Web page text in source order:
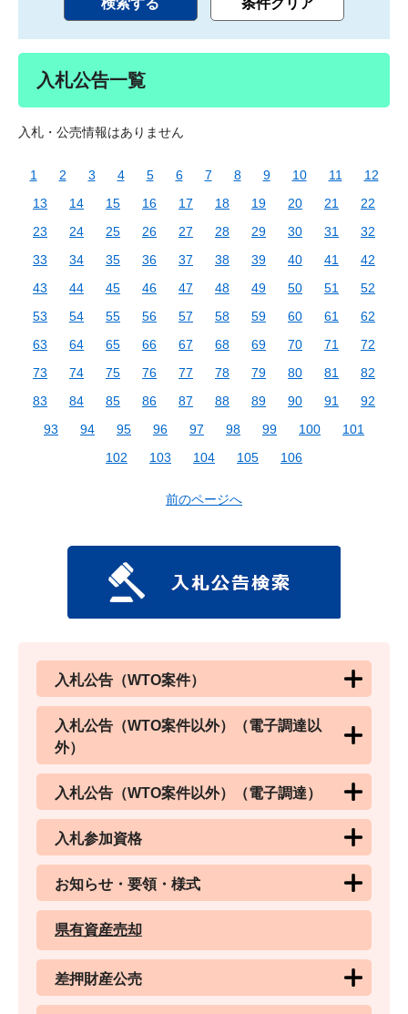
入札公告一覧
入札・公売情報はありません
1 2 3 4 5 6 7 8 9 10 11
12
13
14 15 16 17 18 19 20 21
22
23
24 25 26 27 28 29 30 31
32
33
34 35 36 37 38 39 40 41
42
43
44 45 46 47 48 49 50 51
52
53
54 55 56 57 58 59 60 61
62
63
64 65 66 67 68 69 70 71
72
73
74 75 76 77 78 79 80 81
82
83
84 85 86 87 88 89 90 91
92
93
94 95 96 97 98 99 100
101
102
103 104 105 106
前のページへ
入札公告（WTO案件）
入札公告（WTO案件以外）（電子調達以
外）
入札公告（WTO案件以外）（電子調達）
入札参加資格
お知らせ・要領・様式
県有資産売却
差押財産公売